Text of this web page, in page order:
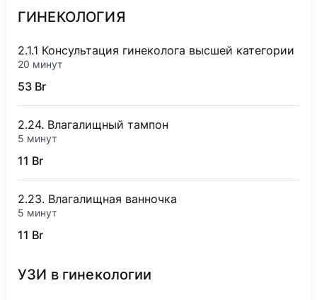
2020
ГИНЕКОЛОГИЯ
2.1.1 Консультация гинеколога высшей категории
20 минут
53 Br
2.24. Влагалищный тампон
5 минут
11 Br
2.23. Влагалищная ванночка
5 минут
11 Br
УЗИ в гинекологии